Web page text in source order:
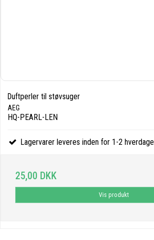
Duftperler til støvsuger
AEG
HQ-PEARL-LEN
Lagervarer leveres inden for 1-2 hverdage
25,00 DKK
Vis produkt